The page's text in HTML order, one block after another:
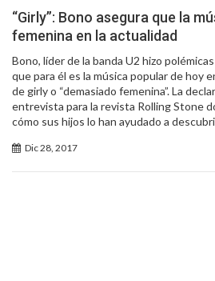
“Girly”: Bono asegura que la
femenina en la actualidad
Bono, líder de la banda U2 hizo
que para él es la música popular de hoy
de girly o “demasiado femenina”. La
entrevista para la revista Rolling Stone
cómo sus hijos lo han ayudado a
Dic 28, 2017